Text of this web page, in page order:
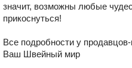
значит, возможны любые
прикоснуться!
Все подробности у продавцов-
Ваш Швейный мир